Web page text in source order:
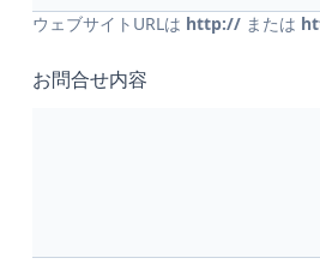
ウェブサイトURLは http:// または
お問合せ内容